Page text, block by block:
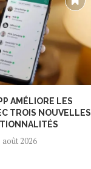
AMÉLIORE LES
TROIS NOUVELLES
août 2026